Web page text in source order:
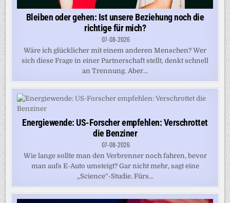
Bleiben oder gehen: Ist unsere Beziehung noch die
richtige für mich?
07-08-2026
Wäre ich glücklicher mit einem anderen Menschen? Wer
sich diese Frage in einer Partnerschaft stellt, denkt schnell
an Trennung. Aber...
Energiewende: US-Forscher empfehlen: Verschrottet
die Benziner
07-08-2026
Wie lange sollte man den Verbrenner noch fahren, bevor
man aufs E-Auto umsteigt? Gar nicht mehr, sagt eine
„Science“-Studie. Fürs...